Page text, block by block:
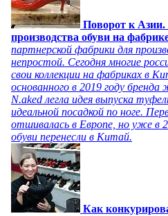
Поворот к Азии.
производства обуви на
партнерской фабрики для
непростой. Сегодня многие
свои коллекции на фабриках в
основанного в 2019 году бренда
N.aked легла идея выпуска
идеальной посадкой по ноге.
отшивалась в Европе, но уже в
обуви перенесли в Китай.
Как